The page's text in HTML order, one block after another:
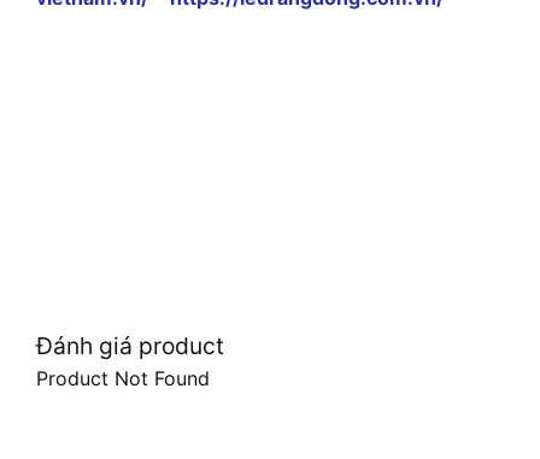
Đánh giá product
Product Not Found